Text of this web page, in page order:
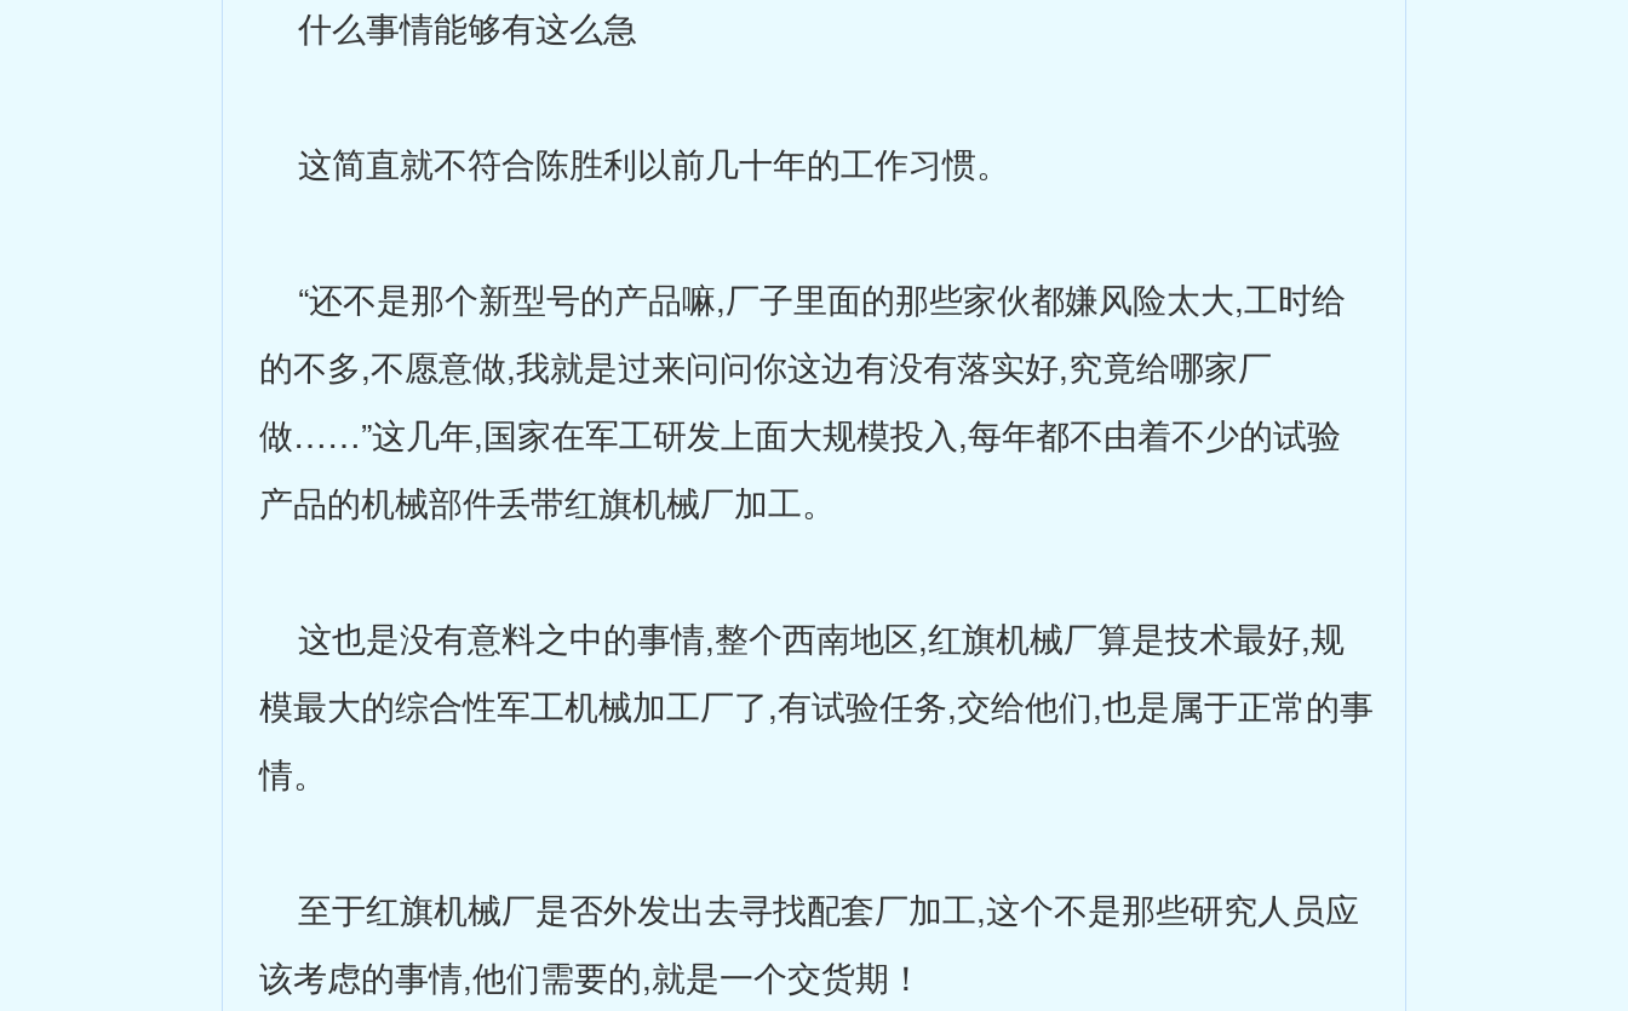
什么事情能够有这么急
这简直就不符合陈胜利以前几十年的工作习惯。
“还不是那个新型号的产品嘛,厂子里面的那些家伙都嫌风险太大,工时给
的不多,不愿意做,我就是过来问问你这边有没有落实好,究竟给哪家厂
做……”这几年,国家在军工研发上面大规模投入,每年都不由着不少的试验
产品的机械部件丢带红旗机械厂加工。
这也是没有意料之中的事情,整个西南地区,红旗机械厂算是技术最好,规
模最大的综合性军工机械加工厂了,有试验任务,交给他们,也是属于正常的事
情。
至于红旗机械厂是否外发出去寻找配套厂加工,这个不是那些研究人员应
该考虑的事情,他们需要的,就是一个交货期！